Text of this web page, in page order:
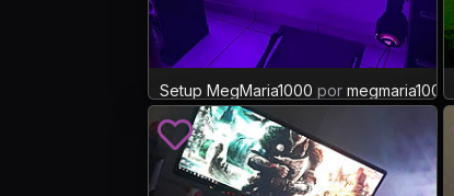
Setup MegMaria1000 por megmaria1000